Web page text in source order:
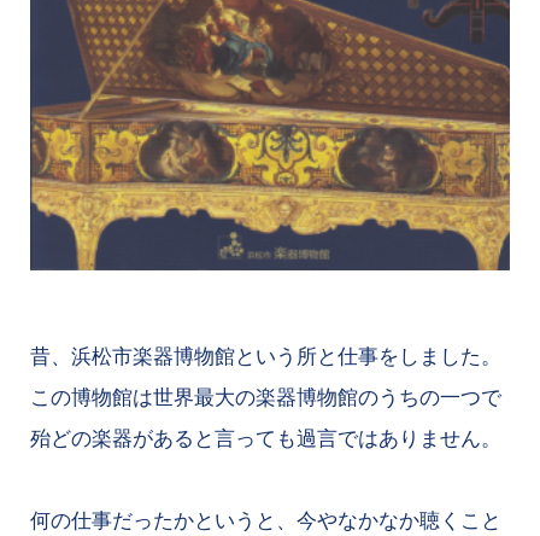
昔、浜松市楽器博物館という所と仕事をしました。
この博物館は世界最大の楽器博物館のうちの一つで
殆どの楽器があると言っても過言ではありません。
何の仕事だったかというと、今やなかなか聴くこと